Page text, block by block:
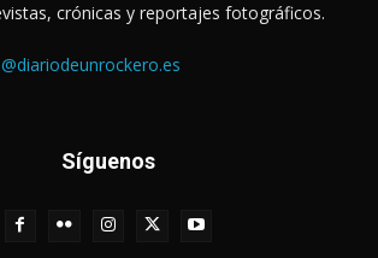
crónicas y reportajes fotográficos.
Síguenos